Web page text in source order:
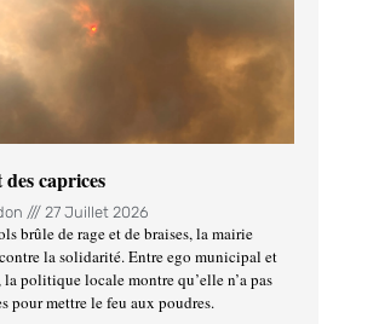
des caprices
27 Juillet 2026
brûle de rage et de braises, la mairie
la solidarité. Entre ego municipal et
la politique locale montre qu’elle n’a pas
pour mettre le feu aux poudres.